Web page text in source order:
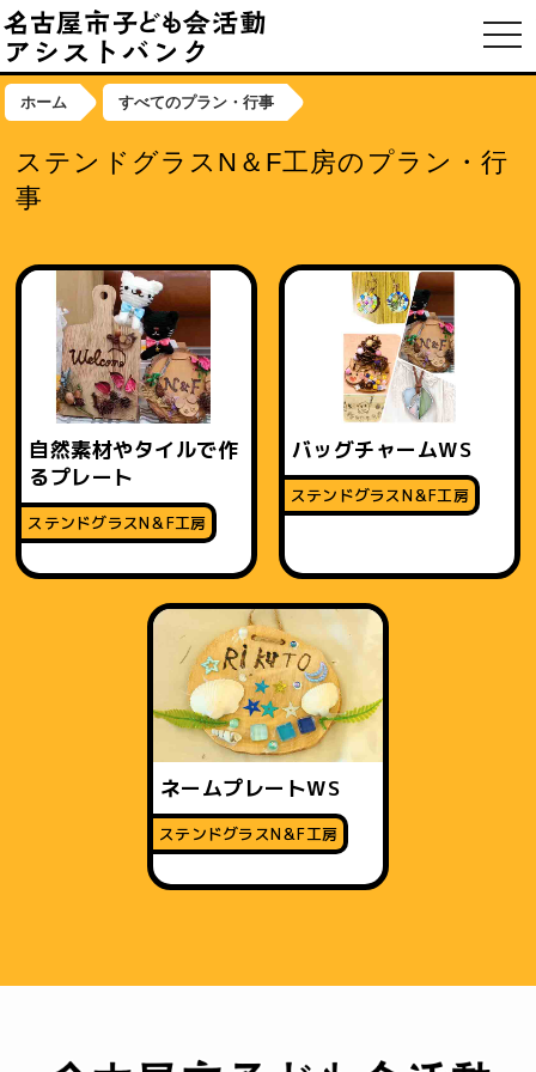
ホーム すべてのプラン・行事
ステンドグラスN＆F工房のプラン・行
事
自然素材やタイルで作
るプレート
ステンドグラスN＆F工房
バッグチャームWS
ステンドグラスN＆F工房
ネームプレートWS
ステンドグラスN＆F工房